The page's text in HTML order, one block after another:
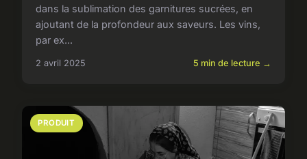
dans la sublimation des garnitures sucrées, en
ajoutant de la profondeur aux saveurs. Les vins,
par ex...
2 avril 2025 5 min de lecture →
PRODUIT